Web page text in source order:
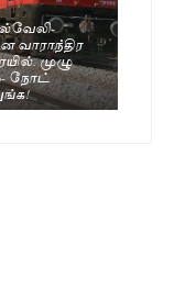
வாராந்திர
முழு
நோட்